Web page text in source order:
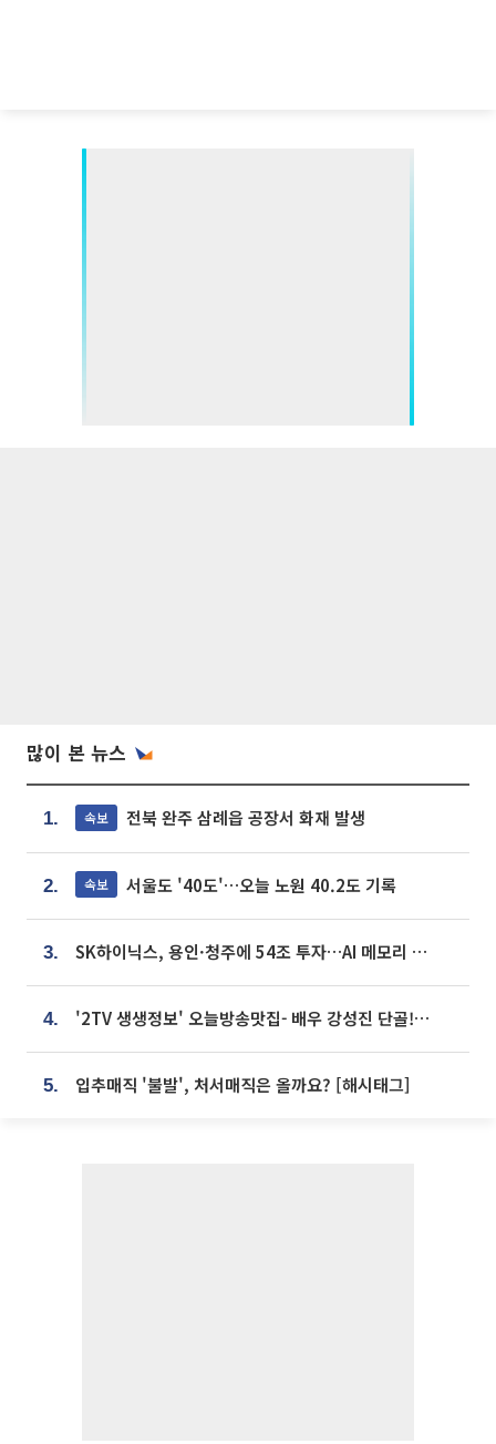
많이 본 뉴스
1. 속보 전북 완주 삼례읍 공장서 화재 발생
2. 속보 서울도 '40도'…오늘 노원 40.2도 기록
3. SK하이닉스, 용인·청주에 54조 투자…AI 메모리 생산기지 키운다
4. '2TV 생생정보' 오늘방송맛집- 배우 강성진 단골! 쌀국수ㆍ푸팟퐁 커리 맛집 '블○○○'
5. 입추매직 '불발', 처서매직은 올까요? [해시태그]